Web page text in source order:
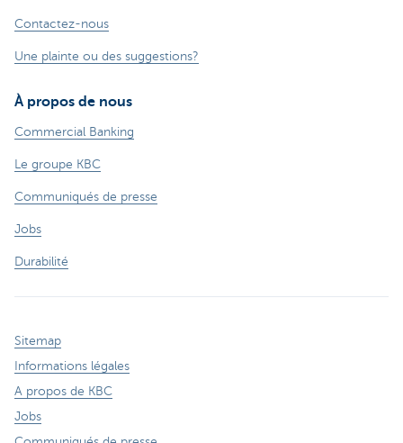
Contactez-nous
Une plainte ou des suggestions?
À propos de nous
Commercial Banking
Le groupe KBC
Communiqués de presse
Jobs
Durabilité
Sitemap
Informations légales
A propos de KBC
Jobs